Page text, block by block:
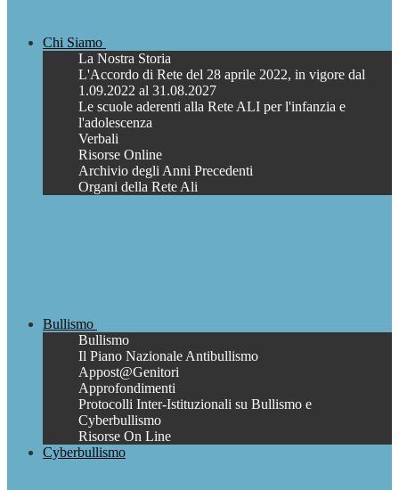
Chi Siamo
La Nostra Storia
L'Accordo di Rete del 28 aprile 2022, in vigore dal
1.09.2022 al 31.08.2027
Le scuole aderenti alla Rete ALI per l'infanzia e
l'adolescenza
Verbali
Risorse Online
Archivio degli Anni Precedenti
Organi della Rete Ali
Bullismo
Bullismo
Il Piano Nazionale Antibullismo
Appost@Genitori
Approfondimenti
Protocolli Inter-Istituzionali su Bullismo e
Cyberbullismo
Risorse On Line
Cyberbullismo